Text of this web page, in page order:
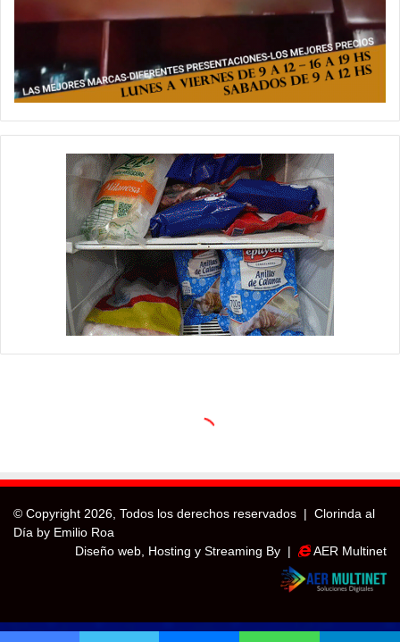
© Copyright 2026, Todos los derechos reservados | Clorinda al
Día by Emilio Roa
Diseño web, Hosting y Streaming By |
AER Multinet